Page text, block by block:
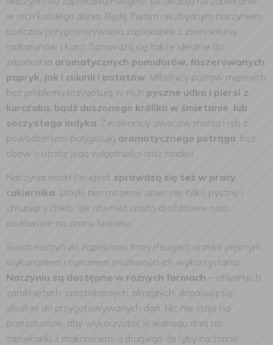
w nich każdego dania. Będę Twoim niezbędnym naczyniem
podczas przygotowywania zapiekanek z ziemniaków,
makaronów i kasz. Sprawdzą się także idealnie do
zapiekania aromatycznych pomidorów, faszerowanych
papryk, jak i cukinii i batatów. Miłośnicy potraw mięsnych
bez problemu przygotują w nich pyszne udka i piersi z
kurczaka, bądź duszonego królika w śmietanie lub
soczystego indyka. Zwolennicy owoców morza i ryb z
powodzeniem przygotują aromatycznego pstrąga, bez
obaw o utratę jego wilgotności oraz smaku.
Naczynia marki Peugeot sprawdzą się też w pracy
cukiernika. Dzięki nim możemy upiec nie tylko pyszny i
chrupiący chleb, ale również ciasto drożdżowe oraz
podawane na zimno tiramisu.
Świat naczyń do zapiekania firmy Peugeot urzeka pięknym
wykonaniem i ogromem możliwości ich wykorzystania.
Naczynia są dostępne w różnych formach – otwartych,
zamkniętych, prostokątnych, okrągłych, dopasują się
idealnie do przygotowywanych dań. Nic nie staje na
przeszkodzie, aby wykorzystać je jednego dnia na
zapiekanki z makaronem, a drugiego do ryby na zimno.